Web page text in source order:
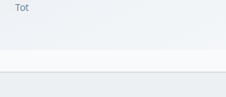
Tot